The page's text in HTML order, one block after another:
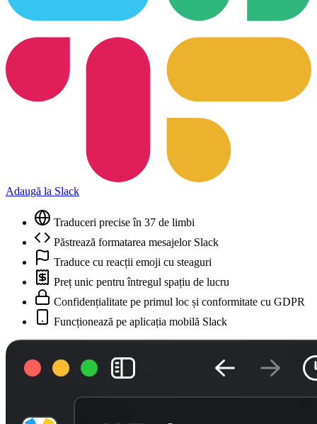
Adaugă la Slack
Traduceri precise în 37 de limbi
Păstrează formatarea mesajelor Slack
Traduce cu reacții emoji cu steaguri
Preț unic pentru întregul spațiu de lucru
Confidențialitate pe primul loc și conformitate cu GDPR
Funcționează pe aplicația mobilă Slack